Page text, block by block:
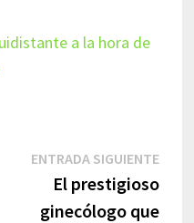
a la hora de
ENTRADA SIGUIENTE
El prestigioso
ginecólogo que